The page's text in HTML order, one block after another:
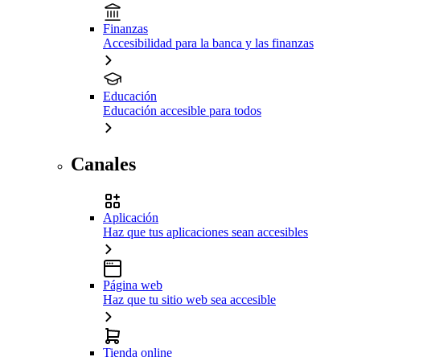
Finanzas
Accesibilidad para la banca y las finanzas
Educación
Educación accesible para todos
Canales
Aplicación
Haz que tus aplicaciones sean accesibles
Página web
Haz que tu sitio web sea accesible
Tienda online